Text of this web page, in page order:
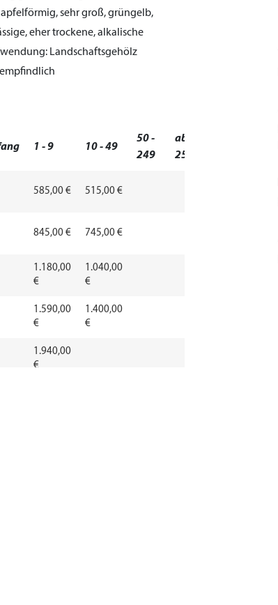
sehr groß, grüngelb,
eher trockene, alkalische
Landschaftsgehölz
1 - 9 10 - 49
50 -
249
ab
250
585,00 € 515,00 €
845,00 € 745,00 €
1.180,00
€
1.040,00
€
1.590,00
€
1.400,00
€
1.940,00
€